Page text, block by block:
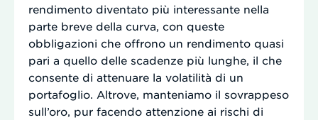
rendimento diventato più interessante nella
parte breve della curva, con queste
obbligazioni che offrono un rendimento quasi
pari a quello delle scadenze più lunghe, il che
consente di attenuare la volatilità di un
portafoglio. Altrove, manteniamo il sovrappeso
sull’oro, pur facendo attenzione ai rischi di